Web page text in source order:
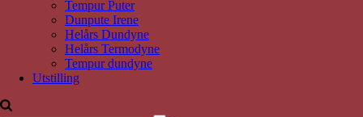
Tempur Puter
Dunpute Irene
Helårs Dundyne
Helårs Termodyne
Tempur dundyne
Utstilling